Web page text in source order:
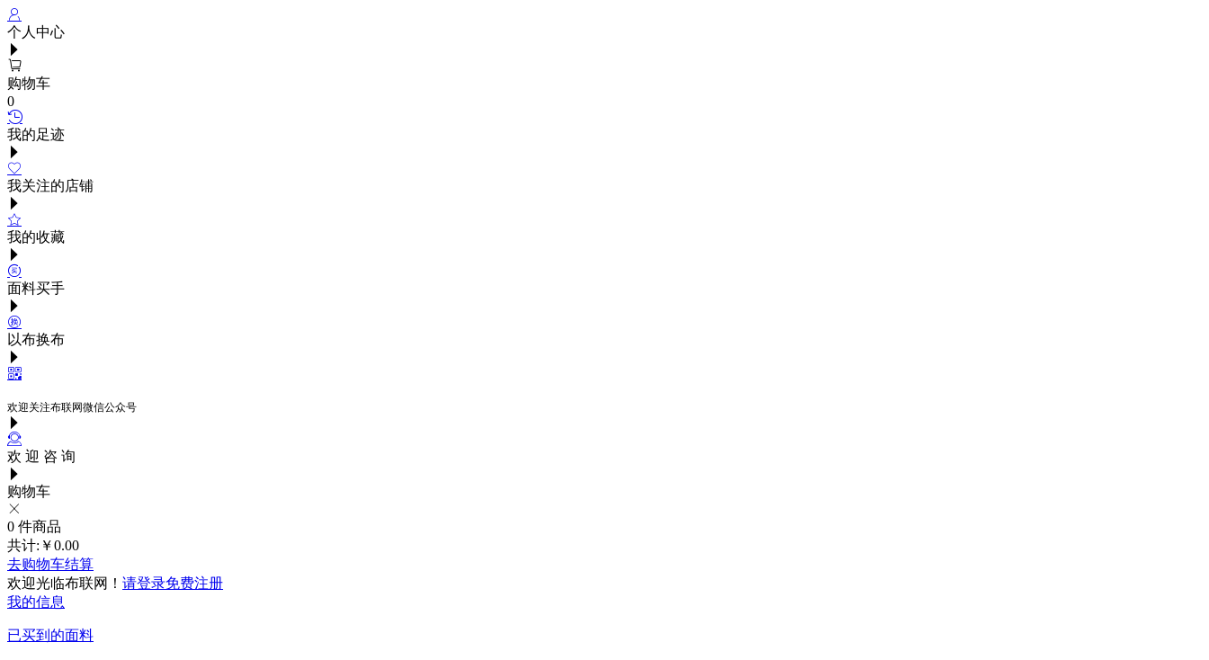
个人中心
购物车
0
我的足迹
我关注的店铺
我的收藏
面料买手
以布换布
欢迎关注布联网微信公众号
欢 迎 咨 询
购物车
0 件商品
共计: ￥0.00
去购物车结算
欢迎光临布联网！ 请登录免费注册
我的信息
已买到的面料